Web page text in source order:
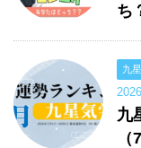
ち
九
九